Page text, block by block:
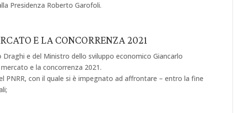
Presidenza Roberto Garofoli.
E LA CONCORRENZA 2021
e del Ministro dello sviluppo economico Giancarlo
e la concorrenza 2021.
PNRR, con il quale si è impegnato ad affrontare – entro la fine